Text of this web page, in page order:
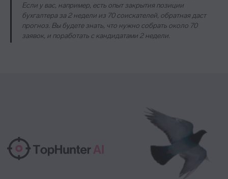
Если у вас, например, есть опыт закрытия позиции
бухгалтера за 2 недели из 70 соискателей, обратная даст
прогноз. Вы будете знать, что нужно собрать около 70
заявок, и поработать с кандидатами 2 недели.